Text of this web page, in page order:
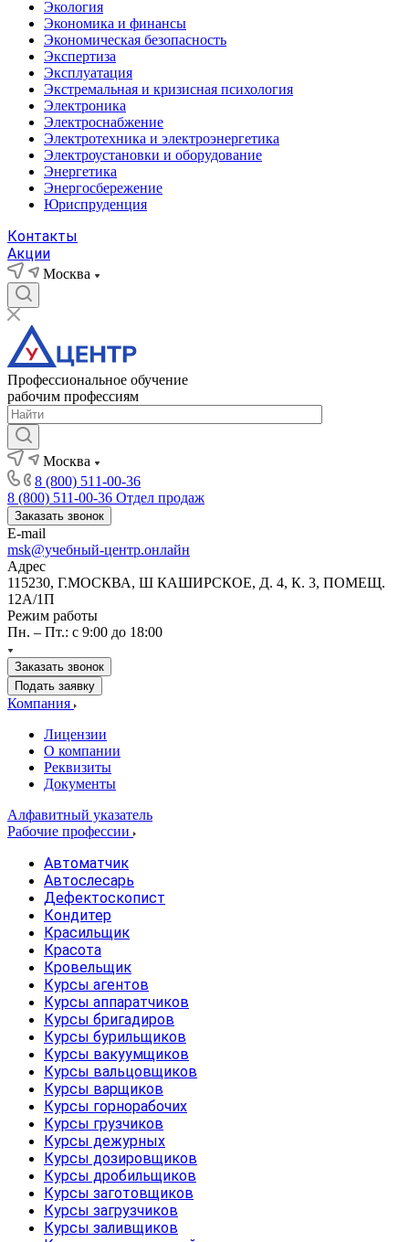
Экология
Экономика и финансы
Экономическая безопасность
Экспертиза
Эксплуатация
Экстремальная и кризисная психология
Электроника
Электроснабжение
Электротехника и электроэнергетика
Электроустановки и оборудование
Энергетика
Энергосбережение
Юриспруденция
Контакты
Акции
Москва
Профессиональное обучение
рабочим профессиям
Москва
8 (800) 511-00-36
8 (800) 511-00-36 Отдел продаж
Заказать звонок
E-mail
msk@учебный-центр.онлайн
Адрес
115230, Г.МОСКВА, Ш КАШИРСКОЕ, Д. 4, К. 3, ПОМЕЩ.
12А/1П
Режим работы
Пн. – Пт.: с 9:00 до 18:00
Заказать звонок
Подать заявку
Компания
Лицензии
О компании
Реквизиты
Документы
Алфавитный указатель
Рабочие профессии
Автоматчик
Автослесарь
Дефектоскопист
Кондитер
Красильщик
Красота
Кровельщик
Курсы агентов
Курсы аппаратчиков
Курсы бригадиров
Курсы бурильщиков
Курсы вакуумщиков
Курсы вальцовщиков
Курсы варщиков
Курсы горнорабочих
Курсы грузчиков
Курсы дежурных
Курсы дозировщиков
Курсы дробильщиков
Курсы заготовщиков
Курсы загрузчиков
Курсы заливщиков